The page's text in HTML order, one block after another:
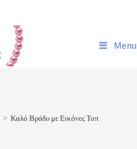
Menu
> Καλό Βράδυ με Εικόνες Τοπ